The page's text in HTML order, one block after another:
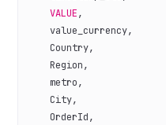
    VALUE
,
    value_currency,
    Country,
    Region,
    metro,
    City,
    OrderId,